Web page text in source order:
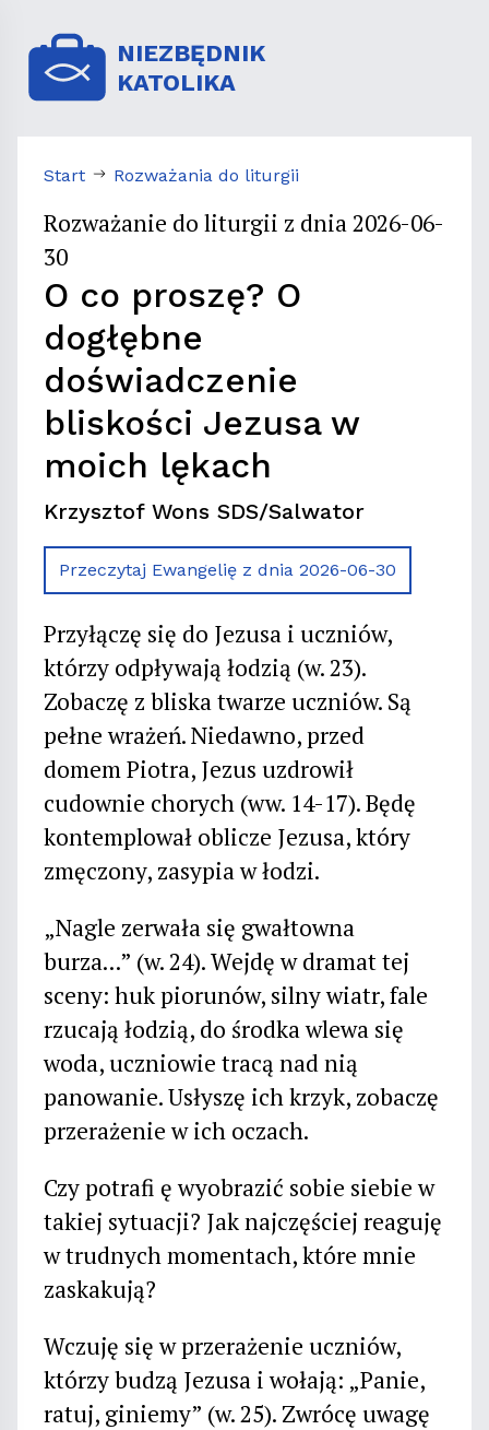
NIEZBĘDNIK
KATOLIKA
Start Rozważania do liturgii
Rozważanie do liturgii z dnia 2026-06-
30
O co proszę? O
dogłębne
doświadczenie
bliskości Jezusa w
moich lękach
Krzysztof Wons SDS/Salwator
Przeczytaj Ewangelię z dnia 2026-06-30
Przyłączę się do Jezusa i uczniów,
którzy odpływają łodzią (w. 23).
Zobaczę z bliska twarze uczniów. Są
pełne wrażeń. Niedawno, przed
domem Piotra, Jezus uzdrowił
cudownie chorych (ww. 14-17). Będę
kontemplował oblicze Jezusa, który
zmęczony, zasypia w łodzi.
„Nagle zerwała się gwałtowna
burza...” (w. 24). Wejdę w dramat tej
sceny: huk piorunów, silny wiatr, fale
rzucają łodzią, do środka wlewa się
woda, uczniowie tracą nad nią
panowanie. Usłyszę ich krzyk, zobaczę
przerażenie w ich oczach.
Czy potrafi ę wyobrazić sobie siebie w
takiej sytuacji? Jak najczęściej reaguję
w trudnych momentach, które mnie
zaskakują?
Wczuję się w przerażenie uczniów,
którzy budzą Jezusa i wołają: „Panie,
ratuj, giniemy” (w. 25). Zwrócę uwagę